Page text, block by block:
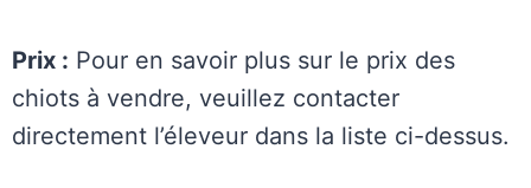
Prix : Pour en savoir plus sur le prix des
chiots à vendre, veuillez contacter
directement l’éleveur dans la liste ci-dessus.